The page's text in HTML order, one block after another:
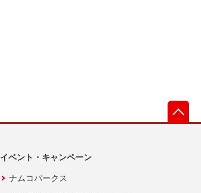
イベント・キャンペーン
ナムコパークス